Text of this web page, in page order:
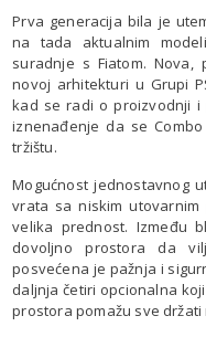
Prva generacija bila je
na tada aktualnim
suradnje s Fiatom.
novoj arhitekturi u Grupi
kad se radi o proizvodnji i
iznenađenje da se
tržištu.
Mogućnost jednostavnog
vrata sa niskim
velika prednost. Između
dovoljno prostora da
posvećena je pažnja i
daljnja četiri opcionalna
prostora pomažu sve držati